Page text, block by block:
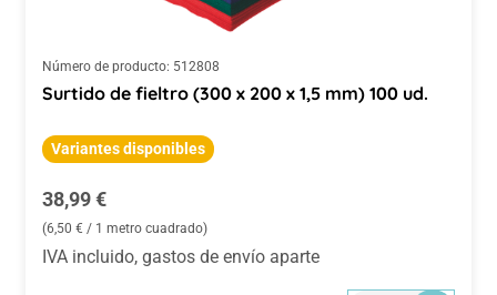
Número de producto: 512808
Surtido de fieltro (300 x 200 x 1,5 mm) 100 ud.
Variantes disponibles
Precio normal:
38,99 €
(6,50 € / 1 metro cuadrado)
IVA incluido, gastos de envío aparte